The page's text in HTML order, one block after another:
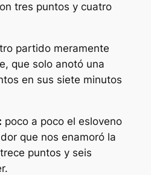
tres puntos y cuatro
partido meramente
que solo anotó una
en sus siete minutos
poco a poco el esloveno
que nos enamoró la
puntos y seis